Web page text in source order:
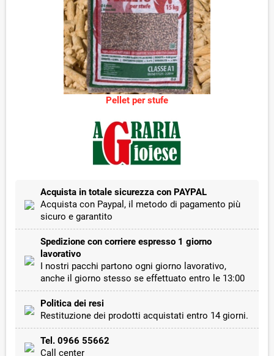
Pellet per stufe
Acquista in totale sicurezza con PAYPAL
Acquista con Paypal, il metodo di pagamento più
sicuro e garantito
Spedizione con corriere espresso 1 giorno
lavorativo
I nostri pacchi partono ogni giorno lavorativo,
anche il giorno stesso se effettuato entro le 13:00
Politica dei resi
Restituzione dei prodotti acquistati entro 14 giorni.
Tel. 0966 55662
Call center